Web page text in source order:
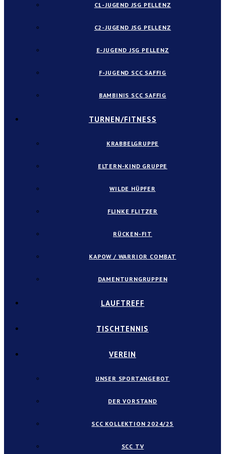
C1-JUGEND JSG PELLENZ
C2-JUGEND JSG PELLENZ
E-JUGEND JSG PELLENZ
F-JUGEND SCC SAFFIG
BAMBINIS SCC SAFFIG
TURNEN/FITNESS
KRABBELGRUPPE
ELTERN-KIND GRUPPE
WILDE HÜPFER
FLINKE FLITZER
RÜCKEN-FIT
KAPOW / WARRIOR COMBAT
DAMENTURNGRUPPEN
LAUFTREFF
TISCHTENNIS
VEREIN
UNSER SPORTANGEBOT
DER VORSTAND
SCC KOLLEKTION 2024/25
SCC TV